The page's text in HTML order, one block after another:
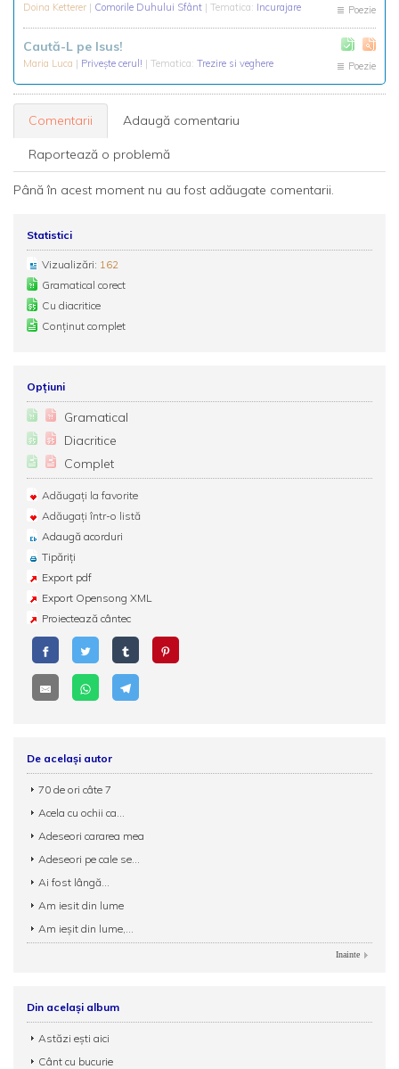
Doina Ketterer | Comorile Duhului Sfânt | Tematica: Incurajare Poezie
Caută-L pe Isus!
Maria Luca | Priveşte cerul! | Tematica: Trezire si veghere Poezie
Comentarii Adaugă comentariu
Raportează o problemă
Până în acest moment nu au fost adăugate comentarii.
Statistici
Vizualizări: 162
Gramatical corect
Cu diacritice
Conținut complet
Opțiuni
Gramatical
Diacritice
Complet
Adăugați la favorite
Adăugați într-o listă
Adaugă acorduri
Tipăriți
Export pdf
Export Opensong XML
Proiectează cântec
De același autor
70 de ori câte 7
Acela cu ochii ca...
Adeseori cararea mea
Adeseori pe cale se...
Ai fost lângă...
Am iesit din lume
Am ieșit din lume,...
Inainte
Din același album
Astăzi ești aici
Cânt cu bucurie